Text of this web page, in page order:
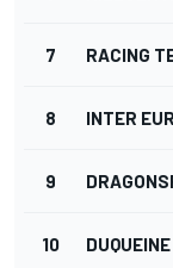
7 RACING
8 INTER
9
10